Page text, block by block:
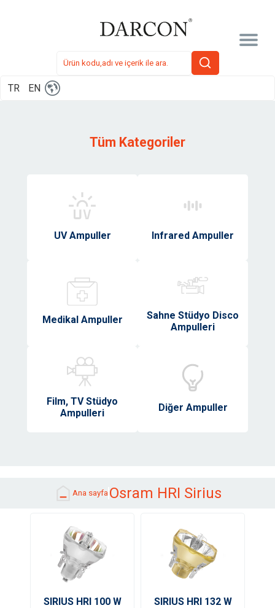
TR EN
Tüm Kategoriler
UV Ampuller Infrared Ampuller
Medikal Ampuller
Sahne Stüdyo Disco
Ampulleri
Film, TV Stüdyo
Ampulleri
Diğer Ampuller
Ana sayfa Osram HRI Sirius
SIRIUS HRI 100 W SIRIUS HRI 132 W